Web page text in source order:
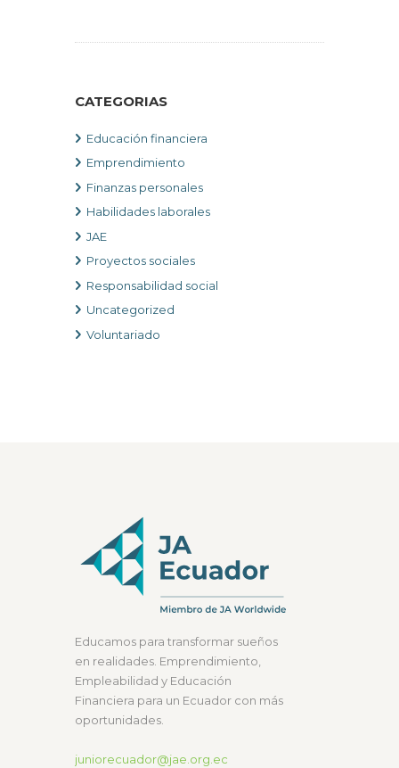
CATEGORIAS
Educación financiera
Emprendimiento
Finanzas personales
Habilidades laborales
JAE
Proyectos sociales
Responsabilidad social
Uncategorized
Voluntariado
Educamos para transformar sueños
en realidades. Emprendimiento,
Empleabilidad y Educación
Financiera para un Ecuador con más
oportunidades.
juniorecuador@jae.org.ec